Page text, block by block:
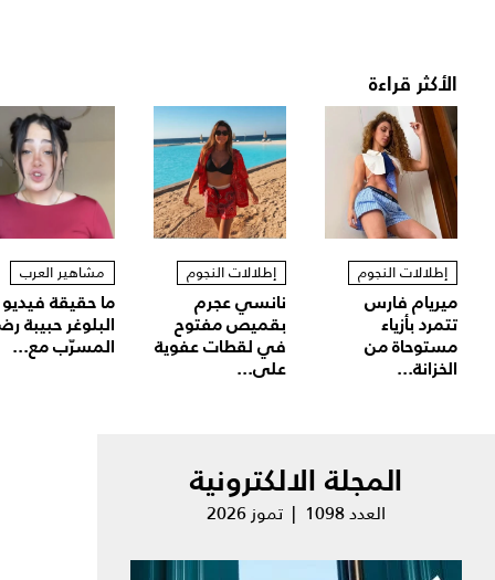
الأكثر قراءة
إطلالات النجوم
ميريام فارس
تتمرد بأزياء
مستوحاة من
الخزانة...
إطلالات النجوم
نانسي عجرم
بقميص مفتوح
في لقطات عفوية
على...
مشاهير العرب
ما حقيقة فيديو
البلوغر حبيبة
المسرّب مع...
المجلة الالكترونية
العدد 1098 | تموز 2026